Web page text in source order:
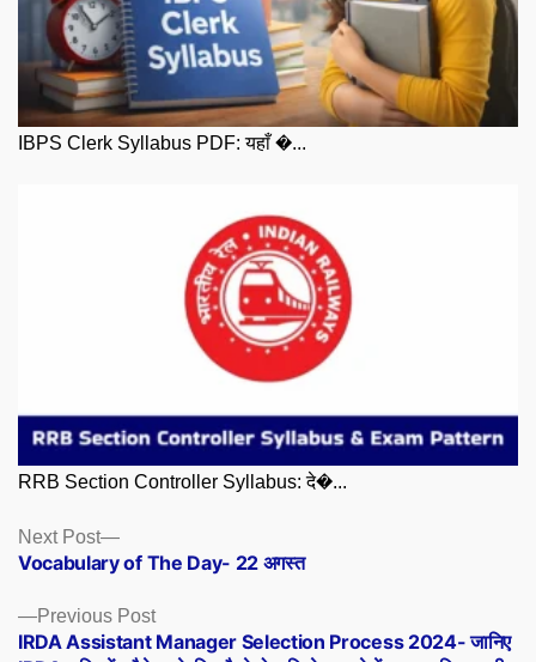
IBPS Clerk Syllabus PDF: यहाँ �...
RRB Section Controller Syllabus: दे�...
Posts
navigation
Previous PostPrevious
post:
IRDA Assistant Manager Selection Process 2024- जानिए
Next Post
Next
post:
Vocabulary of The Day- 22 अगस्त